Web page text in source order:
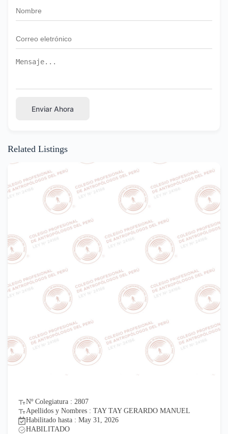
Enviar Ahora
Related Listings
Nº Colegiatura : 2807
Apellidos y Nombres : TAY TAY GERARDO MANUEL
Habilitado hasta : May 31, 2026
HABILITADO